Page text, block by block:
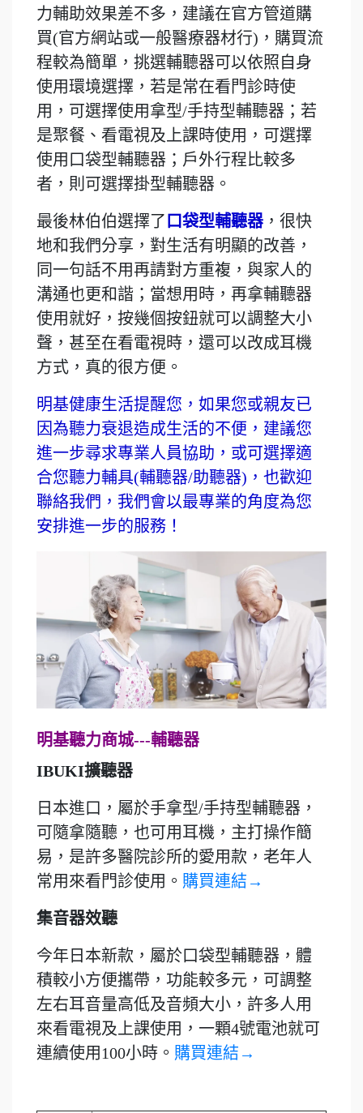
力輔助效果差不多，建議在官方管道購
買(官方網站或一般醫療器材行)，購買流
程較為簡單，挑選輔聽器可以依照自身
使用環境選擇，若是常在看門診時使
用，可選擇使用拿型/手持型輔聽器；若
是聚餐、看電視及上課時使用，可選擇
使用口袋型輔聽器；戶外行程比較多
者，則可選擇掛型輔聽器。
最後林伯伯選擇了 口袋型輔聽器 ，很快
地和我們分享，對生活有明顯的改善，
同一句話不用再請對方重複，與家人的
溝通也更和諧；當想用時，再拿輔聽器
使用就好，按幾個按鈕就可以調整大小
聲，甚至在看電視時，還可以改成耳機
方式，真的很方便。
明基健康生活提醒您，如果您或親友已
因為聽力衰退造成生活的不便，建議您
進一步尋求專業人員協助，或可選擇適
合您聽力輔具(輔聽器/助聽器)，也歡迎
聯絡我們，我們會以最專業的角度為您
安排進一步的服務！
明基聽力商城---輔聽器
IBUKI擴聽器
日本進口，屬於手拿型/手持型輔聽器，
可隨拿隨聽，也可用耳機，主打操作簡
易，是許多醫院診所的愛用款，老年人
常用來看門診使用。 購買連結→
集音器效聽
今年日本新款，屬於口袋型輔聽器，體
積較小方便攜帶，功能較多元，可調整
左右耳音量高低及音頻大小，許多人用
來看電視及上課使用，一顆4號電池就可
連續使用100小時。 購買連結→